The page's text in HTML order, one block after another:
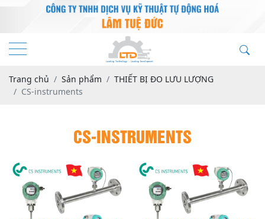
Trang chủ Sản phẩm
THIẾT BỊ ĐO LƯU LƯỢNG
CS-instruments
CS-INSTRUMENTS